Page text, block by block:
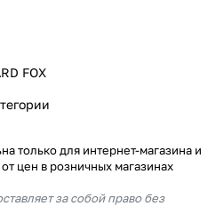
FOX
только для интернет-магазина и
цен в розничных магазинах
за собой право без